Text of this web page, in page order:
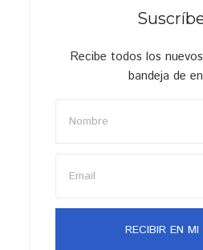
Recibe todos los
bandeja de